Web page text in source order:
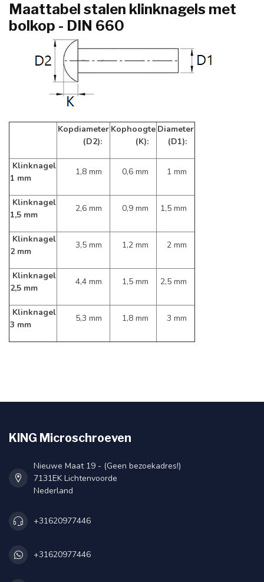
Maattabel stalen klinknagels met
bolkop - DIN 660
Kopdiameter
(D2):
Kophoogte
(K):
Diameter
(D1):
Klinknagel
1 mm
1,8 mm 0,6 mm 1 mm
Klinknagel
1,5 mm
2,6 mm 0,9 mm 1,5 mm
Klinknagel
2 mm
3,5 mm 1,2 mm 2 mm
Klinknagel
2,5 mm
4,4 mm 1,5 mm 2,5 mm
Klinknagel
3 mm
5,3 mm 1,8 mm 3 mm
KING Microschroeven
Nieuwe Maat 19 - (Geen bezoekadres!)
7131EK Lichtenvoorde
Nederland
+31620977446
+31620977446